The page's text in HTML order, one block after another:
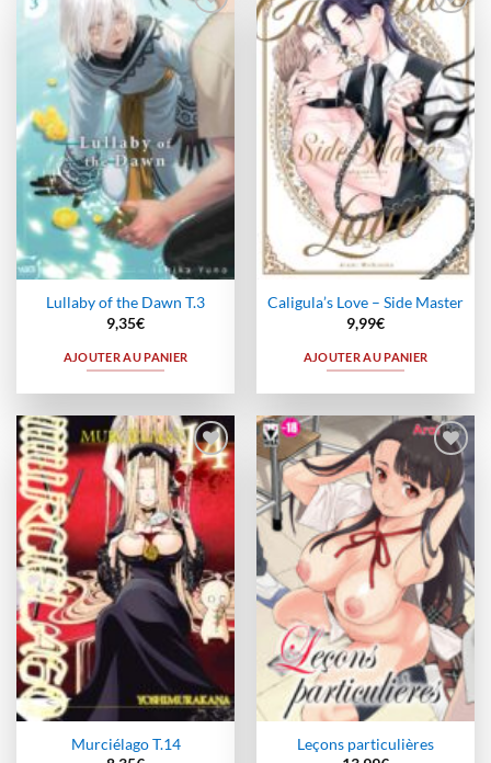
Ajouter
à la
wishlist
Lullaby of the Dawn T.3
9,35€
AJOUTER AU PANIER
Ajouter
à la
wishlist
Caligula’s Love – Side Master
9,99€
AJOUTER AU PANIER
Ajouter
à la
wishlist
Murciélago T.14
Ajouter
à la
wishlist
Leçons particulières